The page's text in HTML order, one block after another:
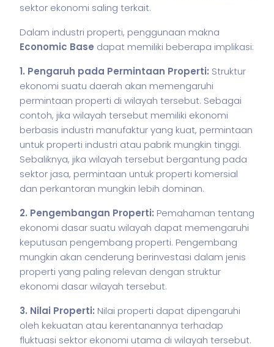
sektor ekonomi saling terkait.
Dalam industri properti, penggunaan makna
Economic Base dapat memiliki beberapa implikasi:
1. Pengaruh pada Permintaan Properti: Struktur
ekonomi suatu daerah akan memengaruhi
permintaan properti di wilayah tersebut. Sebagai
contoh, jika wilayah tersebut memiliki ekonomi
berbasis industri manufaktur yang kuat, permintaan
untuk properti industri atau pabrik mungkin tinggi.
Sebaliknya, jika wilayah tersebut bergantung pada
sektor jasa, permintaan untuk properti komersial
dan perkantoran mungkin lebih dominan.
2. Pengembangan Properti: Pemahaman tentang
ekonomi dasar suatu wilayah dapat memengaruhi
keputusan pengembang properti. Pengembang
mungkin akan cenderung berinvestasi dalam jenis
properti yang paling relevan dengan struktur
ekonomi dasar wilayah tersebut.
3. Nilai Properti: Nilai properti dapat dipengaruhi
oleh kekuatan atau kerentanannya terhadap
fluktuasi sektor ekonomi utama di wilayah tersebut.